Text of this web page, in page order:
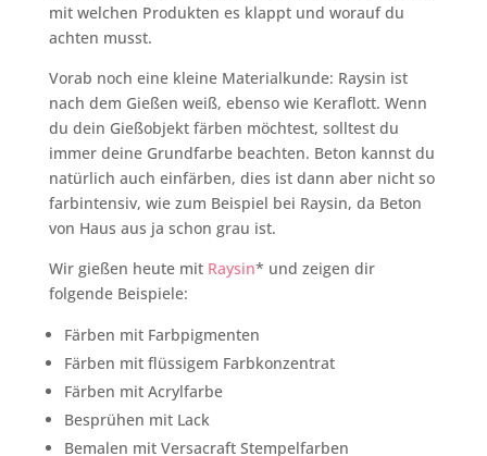
mit welchen Produkten es klappt und worauf du
achten musst.
Vorab noch eine kleine Materialkunde: Raysin ist
nach dem Gießen weiß, ebenso wie Keraflott. Wenn
du dein Gießobjekt färben möchtest, solltest du
immer deine Grundfarbe beachten. Beton kannst du
natürlich auch einfärben, dies ist dann aber nicht so
farbintensiv, wie zum Beispiel bei Raysin, da Beton
von Haus aus ja schon grau ist.
Wir gießen heute mit Raysin* und zeigen dir
folgende Beispiele:
Färben mit Farbpigmenten
Färben mit flüssigem Farbkonzentrat
Färben mit Acrylfarbe
Besprühen mit Lack
Bemalen mit Versacraft Stempelfarben